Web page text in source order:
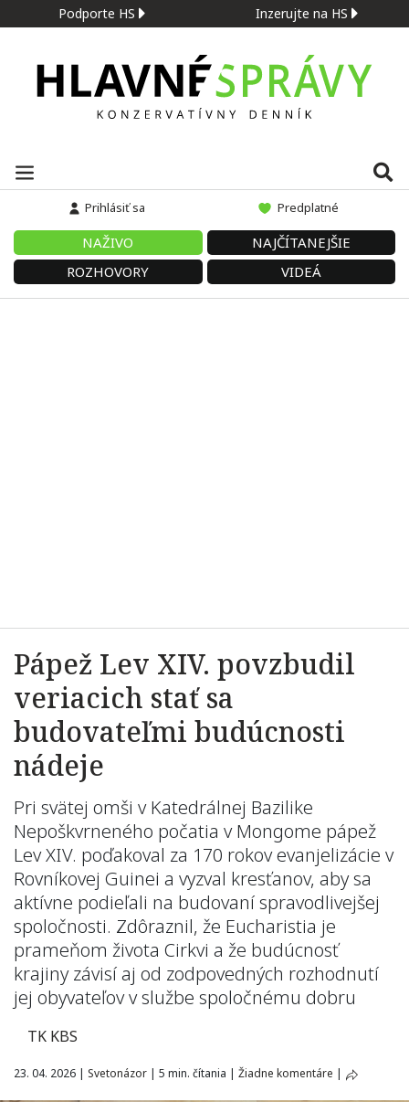
Podporte HS Inzerujte na HS
Prihlásiť sa Predplatné
NAŽIVO
NAJČÍTANEJŠIE
ROZHOVORY
VIDEÁ
Pápež Lev XIV. povzbudil
veriacich stať sa
budovateľmi budúcnosti
nádeje
Pri svätej omši v Katedrálnej Bazilike
Nepoškvrneného počatia v Mongome pápež
Lev XIV. poďakoval za 170 rokov evanjelizácie v
Rovníkovej Guinei a vyzval kresťanov, aby sa
aktívne podieľali na budovaní spravodlivejšej
spoločnosti. Zdôraznil, že Eucharistia je
prameňom života Cirkvi a že budúcnosť
krajiny závisí aj od zodpovedných rozhodnutí
jej obyvateľov v službe spoločnému dobru
TK KBS
23. 04. 2026 | Svetonázor | 5 min. čítania | Žiadne komentáre |